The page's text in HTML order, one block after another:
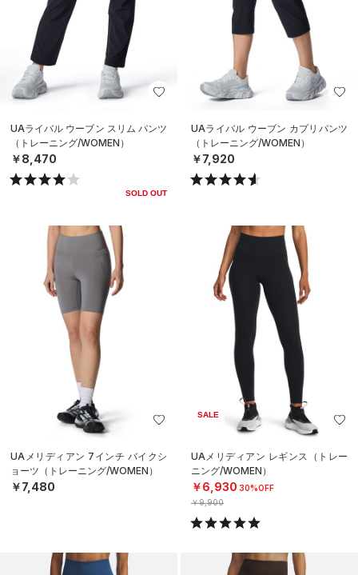
UAライバル ウーブン スリム パンツ
（トレーニング/WOMEN）
￥8,470
SOLD OUT
UAライバル ウーブン カプリパンツ
（トレーニング/WOMEN）
￥7,920
UAメリディアン 7インチ バイクシ
ョーツ（トレーニング/WOMEN）
￥7,480
SALE
UAメリディアン レギンス（トレー
ニング/WOMEN）
￥6,930 30%OFF
￥9,900